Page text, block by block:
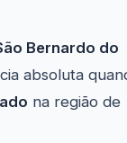
Bernardo do
absoluta
na região de